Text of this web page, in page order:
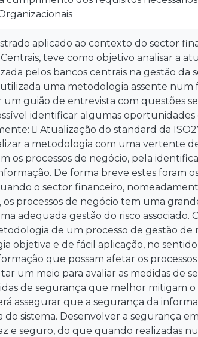
aplicado ao contexto do sector
teve como objetivo analisar a
pelos bancos centrais na gestão da
uma metodologia assente num
guião de entrevista com questões
identificar algumas
 Atualização do standard da
a metodologia com uma vertente
os processos de negócio, pela
De forma breve estes foram
o sector financeiro,
processos de negócio tem uma
adequada gestão do risco associado.
de um processo de gestão de
objetiva e de fácil aplicação, no
que possam afetar os
um meio para avaliar as medidas de
de segurança que melhor mitigam o
assegurar que a segurança da
do sistema. Desenvolver a segurança
e seguro, do que quando realizadas